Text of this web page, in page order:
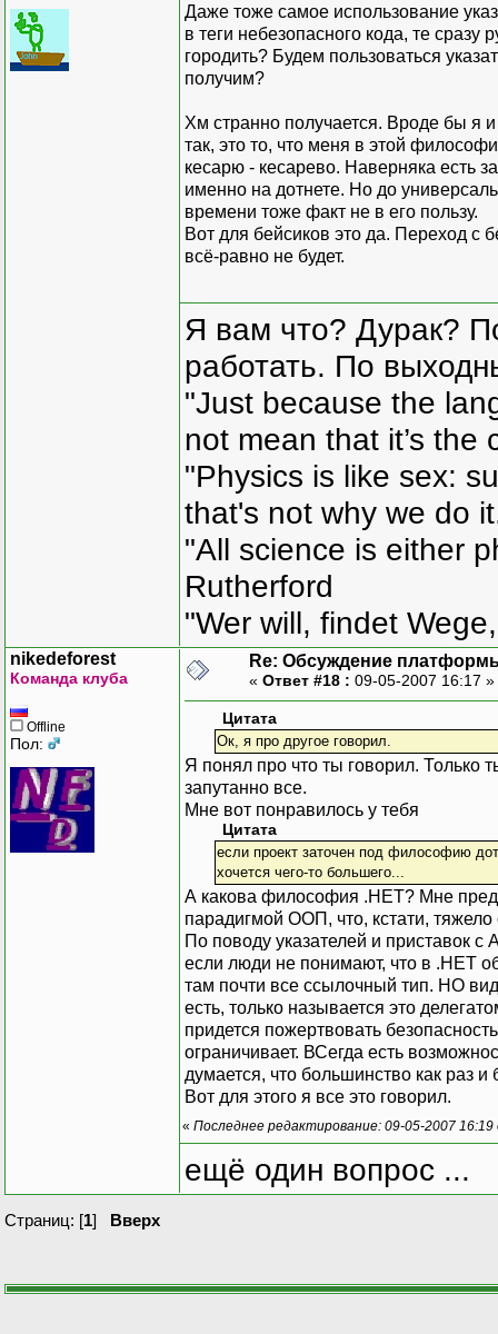
Даже тоже самое использование
в теги небезопасного кода, те сразу
городить? Будем пользоваться
получим?
Хм странно получается. Вроде бы я
так, это то, что меня в этой
кесарю - кесарево. Наверняка есть
именно на дотнете. Но до
времени тоже факт не в его пользу.
Вот для бейсиков это да. Переход с
всё-равно не будет.
Я вам что? Дурак?
работать. По
"Just because the
not mean that it’s the
"Physics is like sex:
that's not why we do
"All science is either
Rutherford
"Wer will, findet
nikedeforest
Команда клуба
Offline
Пол:
Re: Обсуждение
« Ответ #18 : 09-05-2007 16:17 »
Цитата
Ок, я про другое говорил.
Я понял про что ты говорил. Только
запутанно все.
Мне вот понравилось у тебя
Цитата
если проект заточен под философию
хочется чего-то большего...
А какова философия .НЕТ? Мне
парадигмой ООП, что, кстати,
По поводу указателей и приставок
если люди не понимают, что в .НЕТ
там почти все ссылочный тип. НО
есть, только называется это
придется пожертвовать
ограничивает. ВСегда есть
думается, что большинство как раз
Вот для этого я все это говорил.
« Последнее редактирование: 09-05-2007
ещё один вопрос ...
Страниц: [1] Вверх